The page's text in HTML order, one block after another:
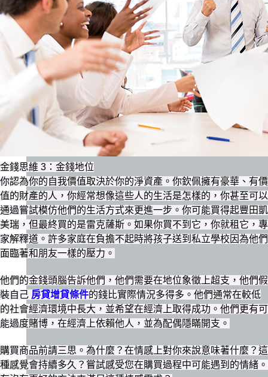
金錢思維 3：金錢地位
你認為你的自我價值取決於你的淨資產。你欽佩擁有豪華、有價
值的財產的人，你經常想像這些人的生活是怎樣的，你甚至可以
通過嘗試模仿他們的生活方式來更進一步。你可能買得起豐田凱
美瑞，但最終買的是雷克薩斯。如果你買不到它，你就租它，專
家解釋道。許多家庭在負擔不起時將孩子送到私立學校因為他們
面臨著和朋友一樣的壓力。
他們的金錢頭腦告訴他們，他們需要在地位象徵上超支，他們假
裝自己 房貸增貸條件的錢比實際情況多得多。他們通常在較低
的社會經濟環境中長大，並希望在經濟上取得成功。他們更有可
能過度賭博，在經濟上依賴他人，並為配偶隱瞞開支。
購買商品前請三思。為什麼？在情感上對你來說意味著什麼？這
種感覺會持續多久？嘗試感受您在購買過程中可能遇到的情緒。